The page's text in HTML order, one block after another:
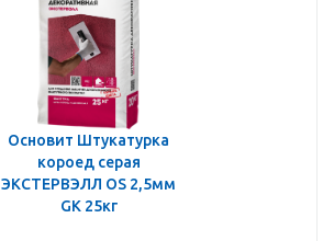
Основит Штукатурка
короед серая
ЭКСТЕРВЭЛЛ OS 2,5мм
GK 25кг